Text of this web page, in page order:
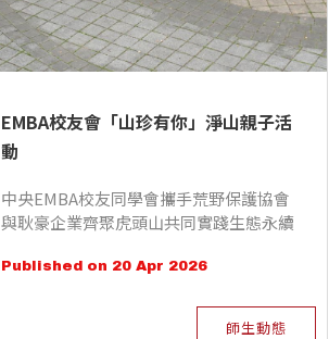
EMBA校友會「山珍有你」淨山親子活
動
中央EMBA校友同學會攜手荒野保護協會
與耿豪企業齊聚虎頭山共同實踐生態永續
Published on 20 Apr 2026
師生動態